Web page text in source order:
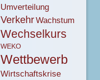
Umverteilung
VerkehrWachstum
Wechselkurs
WEKO
Wettbewerb
Wirtschaftskrise